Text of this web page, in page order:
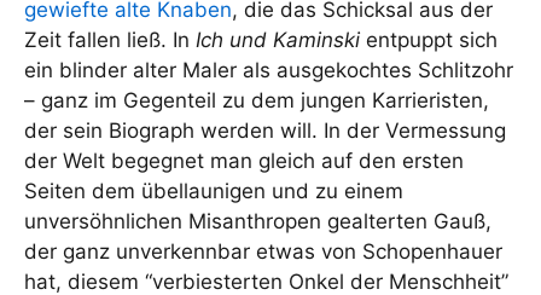
gewiefte alte Knaben, die das Schicksal aus der
Zeit fallen ließ. In Ich und Kaminski entpuppt sich
ein blinder alter Maler als ausgekochtes Schlitzohr
– ganz im Gegenteil zu dem jungen Karrieristen,
der sein Biograph werden will. In der Vermessung
der Welt begegnet man gleich auf den ersten
Seiten dem übellaunigen und zu einem
unversöhnlichen Misanthropen gealterten Gauß,
der ganz unverkennbar etwas von Schopenhauer
hat, diesem “verbiesterten Onkel der Menschheit”